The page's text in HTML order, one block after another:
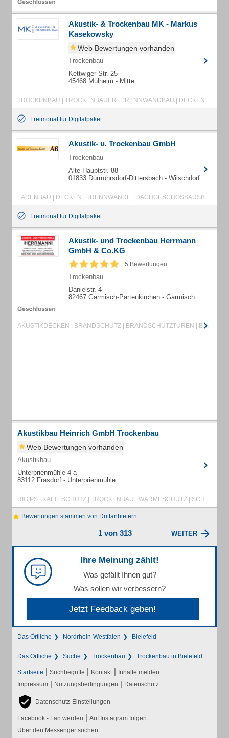
Akustik- & Trockenbau MK - Markus
Kasekowsky
Web Bewertungen vorhanden
Trockenbau
Kettwiger Str. 25
45468 Mülheim - Mitte
TROCKENBAU | TROCKENBAUER | TRENNWANDBAU | DECKENSYSTEMEMONTAGE | DACHAUSBAU | WÄRMEDÄMMARBEITEN | ABHANGDECKEN | DACHGESCHOSSAUSBAU | TROCKENAUSBAU | SCHALLSCHUTZ | BRANDSCHUTZ | AKUSTIKBAU | GIPSKARTONDECKEN | TROCKENESTRICH | INNENAUSBAU
Freimonat für Digitalpaket
Akustik- u. Trockenbau GmbH
Trockenbau
Alte Hauptstr. 88
01833 Dürrröhrsdorf-Dittersbach - Wilschdorf
LADENBAU | DECKEN | TRENNWÄNDE | DACHGESCHOSSAUSBAU | TRENNWANDSYSTEME | BRANDSCHUTZTÜREN | UMBAU | INNENAUSBAU | SCHALLSCHUTZ | BRANDSCHUTZ | TÜREN
Freimonat für Digitalpaket
Akustik- und Trockenbau Herrmann
GmbH & Co.KG
5 Bewertungen
Trockenbau
Danielstr. 4
82467 Garmisch-Partenkirchen - Garmisch
AKUSTIKDECKEN | BRANDSCHUTZ | BRANDSCHUTZTÜREN | BRANSCHUTZDECKEN | DACHAUSBAU | DACHGESCHOSSAUSBAU | FENSTEREINBAU | GLASTRENNWAND | GLASTRENNWÄNDE | INNENAUSBAU | ISOLIERTECHNIK | ISOLIERUNGEN | KÄLTESCHUTZ | SCHALLSCHUTZ | TROCKENBAU | AKUSTIKBAU | TROCKENESTRICH | TÜRELEMENT | TÜRELEMENTE | WÄRMESCHUTZ | ASBESTSANIERUNG | STRAHLENSCHUTZ | TÜREINBAU
Akustikbau Heinrich GmbH Trockenbau
Web Bewertungen vorhanden
Akustikbau
Unterprienmühle 4 a
83112 Frasdorf - Unterprienmühle
RIGIPS | KÄLTESCHUTZ | TROCKENBAU | WÄRMESCHUTZ | SCHALLDÄMMUNG | SYSTEMBAU
Bewertungen stammen von Drittanbietern
1 von 313 WEITER
Ihre Meinung zählt!
Was gefällt Ihnen gut?
Was sollen wir verbessern?
Jetzt Feedback geben!
Das Örtliche Nordrhein-Westfalen Bielefeld
Das Örtliche Suche Trockenbau Trockenbau in Bielefeld
Startseite | Suchbegriffe | Kontakt | Inhalte melden
Impressum | Nutzungsbedingungen | Datenschutz
Datenschutz-Einstellungen
Facebook - Fan werden | Auf Instagram folgen
Über den Messenger suchen